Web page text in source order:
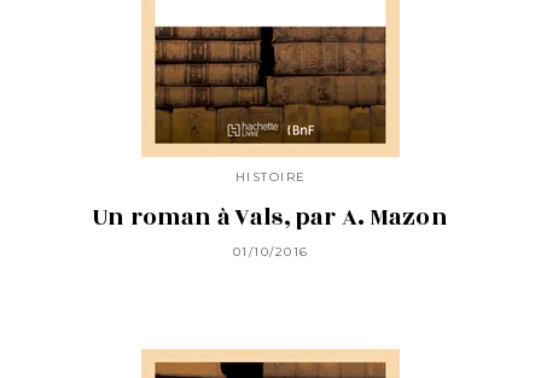
HISTOIRE
Un roman à Vals, par A. Mazon
01/10/2016